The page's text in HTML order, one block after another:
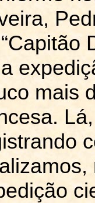
mais